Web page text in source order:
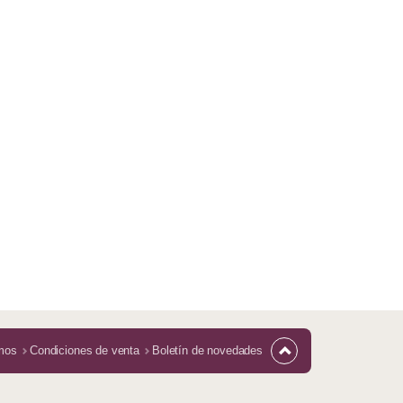
Condiciones de venta Boletín de novedades